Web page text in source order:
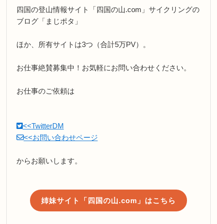
四国の登山情報サイト「四国の山.com」サイクリングの
ブログ「まじポタ」
ほか、所有サイトは3つ（合計5万PV）。
お仕事絶賛募集中！お気軽にお問い合わせください。
お仕事のご依頼は
<<TwitterDM
<<お問い合わせページ
からお願いします。
姉妹サイト「四国の山.com」はこちら